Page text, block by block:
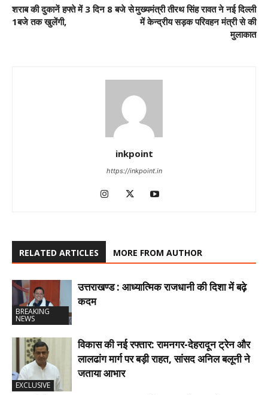
शराब की दुकानें हफ्ते में 3 दिन 8 बजे से
1बजे तक खुलेंगी,
मुख्यमंत्री तीरथ सिंह रावत ने नई दिल्ली
में केन्द्रीय सड़क परिवहन मंत्री से की
मुलाकात
inkpoint
https://inkpoint.in
RELATED ARTICLES MORE FROM AUTHOR
BREAKING
NEWS
उत्तराखण्ड : आध्यात्मिक राजधानी की दिशा में बढ़े
कदम
EXCLUSIVE
विकास की नई रफ्तार: रामनगर-देहरादून ट्रेन और
लालढांग मार्ग पर बड़ी राहत, सांसद अनिल बलूनी ने
जताया आभार